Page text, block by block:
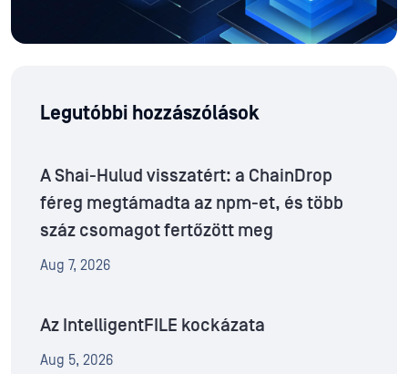
Legutóbbi hozzászólások
A Shai-Hulud visszatért: a ChainDrop
féreg megtámadta az npm-et, és több
száz csomagot fertőzött meg
Aug 7, 2026
Az IntelligentFILE kockázata
Aug 5, 2026